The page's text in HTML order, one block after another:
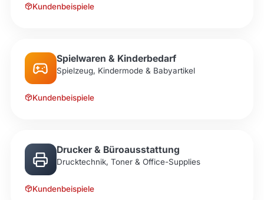
Kundenbeispiele
Spielwaren & Kinderbedarf
Spielzeug, Kindermode & Babyartikel
Kundenbeispiele
Drucker & Büroausstattung
Drucktechnik, Toner & Office-Supplies
Kundenbeispiele